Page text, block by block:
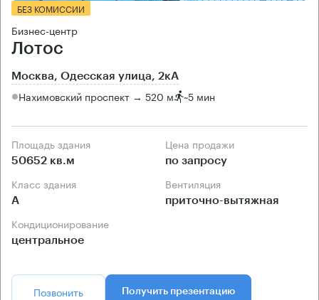
БЕЗ КОМИССИИ
Бизнес-центр
Лотос
Москва, Одесская улица, 2кА
Нахимовский проспект → 520 м ~5 мин
Площадь здания
50652 кв.м
Цена продажи
по запросу
Класс здания
А
Вентиляция
приточно-вытяжная
Кондиционирование
центральное
Позвонить Получить презентацию